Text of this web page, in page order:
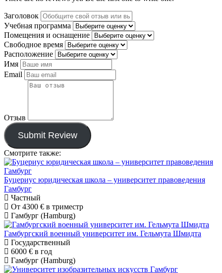
Заголовок
Учебная программа
Помещения и оснащение
Свободное время
Расположение
Имя
Email
Отзыв
Submit Review
Смотрите также:
Буцериус юридическая школа – университет правоведения
Гамбург
Частный
От 4300 € в триместр
Гамбург (Hamburg)
Гамбургский военный университет им. Гельмута Шмидта
Государственный
6000 € в год
Гамбург (Hamburg)